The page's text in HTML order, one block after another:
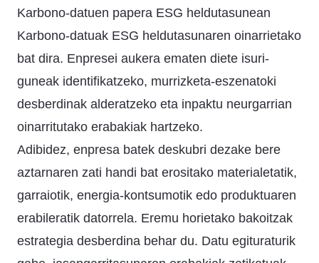
Karbono-datuen papera ESG heldutasunean
Karbono-datuak ESG heldutasunaren oinarrietako
bat dira. Enpresei aukera ematen diete isuri-
guneak identifikatzeko, murrizketa-eszenatoki
desberdinak alderatzeko eta inpaktu neurgarrian
oinarritutako erabakiak hartzeko.
Adibidez, enpresa batek deskubri dezake bere
aztarnaren zati handi bat erositako materialetatik,
garraiotik, energia-kontsumotik edo produktuaren
erabileratik datorrela. Eremu horietako bakoitzak
estrategia desberdina behar du. Datu egituraturik